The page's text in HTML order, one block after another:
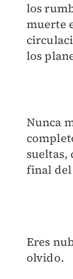
los
muerte
los
Nunca
sueltas,
final
Eres
olvido.